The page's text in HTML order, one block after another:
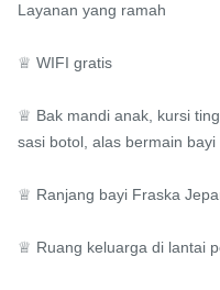
Layanan yang ramah
♕ WIFI gratis
♕ Bak mandi anak, kursi
sasi botol, alas bermain bayi
♕ Ranjang bayi Fraska
♕ Ruang keluarga di lantai